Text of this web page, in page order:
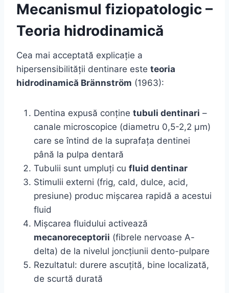
Mecanismul fiziopatologic –
Teoria hidrodinamică
Cea mai acceptată explicație a
hipersensibilității dentinare este teoria
hidrodinamică Brännström (1963):
Dentina expusă conține tubuli dentinari –
canale microscopice (diametru 0,5-2,2 μm)
care se întind de la suprafața dentinei
până la pulpa dentară
Tubulii sunt umpluți cu fluid dentinar
Stimulii externi (frig, cald, dulce, acid,
presiune) produc mișcarea rapidă a acestui
fluid
Mișcarea fluidului activează
mecanoreceptorii (fibrele nervoase A-
delta) de la nivelul joncțiunii dento-pulpare
Rezultatul: durere ascuțită, bine localizată,
de scurtă durată